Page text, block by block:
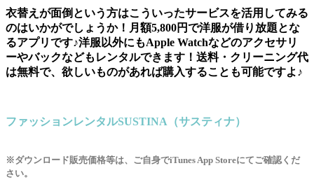
衣替えが面倒という方はこういったサービスを活用してみる
のはいかがでしょうか！月額5,800円で洋服が借り放題とな
るアプリです♪洋服以外にもApple Watchなどのアクセサリ
ーやバックなどもレンタルできます！送料・クリーニング代
は無料で、欲しいものがあれば購入することも可能ですよ♪
ファッションレンタルSUSTINA（サスティナ）
※ダウンロード販売価格等は、ご自身でiTunes App Storeにてご確認くだ
さい。